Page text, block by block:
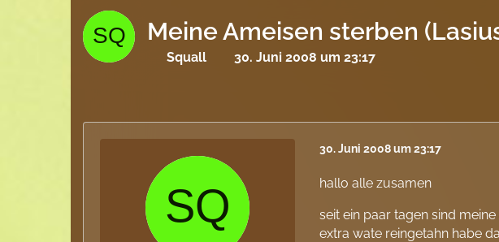
Meine Ameisen sterben
Squall 30. Juni 2008 um 23:17
30. Juni 2008 um 23:17
hallo alle zusamen
seit ein paar tagen sind meine
extra wate reingetahn habe